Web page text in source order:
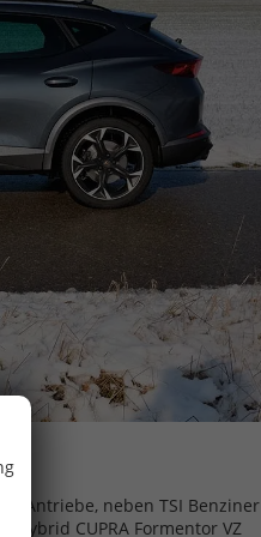
Antriebe, neben TSI Benziner
CUPRA Formentor VZ